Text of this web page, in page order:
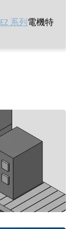
EZ 系列 電機特